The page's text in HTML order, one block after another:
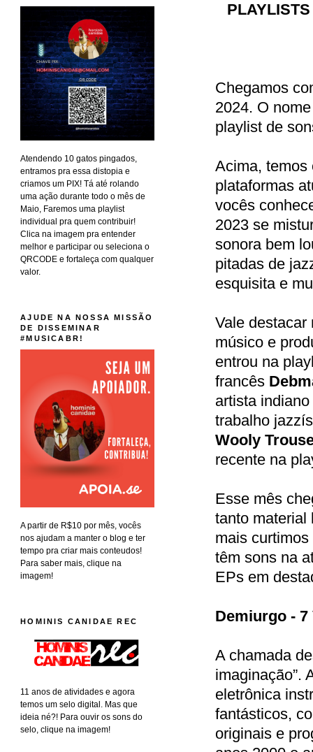
Chegamos
2024. O
playlist de
Acima, temos
plataformas
vocês
2023 se
sonora bem
pitadas de
esquisita e
Vale destacar
músico e
entrou na
francês
artista
trabalho
Wooly
recente na
Esse mês
tanto material
mais
têm sons na
EPs em
Demiurgo -
A chamada
imaginação”.
eletrônica
fantásticos,
originais e
Atendendo 10 gatos pingados,
entramos pra essa distopia e
criamos um PIX! Tá até rolando
uma ação durante todo o mês de
Maio, Faremos uma playlist
individual pra quem contribuir!
Clica na imagem pra entender
melhor e participar ou seleciona o
QRCODE e fortaleça com qualquer
valor.
AJUDE NA NOSSA MISSÃO
DE DISSEMINAR
#MUSICABR!
A partir de R$10 por mês, vocês
nos ajudam a manter o blog e ter
tempo pra criar mais conteudos!
Para saber mais, clique na
imagem!
HOMINIS CANIDAE REC
11 anos de atividades e agora
temos um selo digital. Mas que
ideia né?! Para ouvir os sons do
selo, clique na imagem!